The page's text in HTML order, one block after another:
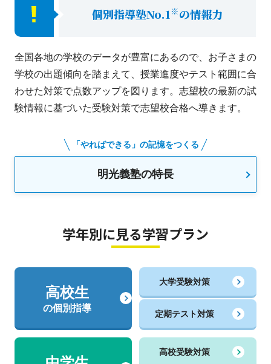
個別指導塾No.1 ※の情報力
全国各地の学校のデータが豊富にあるので、お子さまの
学校の出題傾向を踏まえて、授業進度やテスト範囲に合
わせた対策で点数アップを図ります。志望校の最新の試
験情報に基づいた受験対策で志望校合格へ導きます。
「やればできる」の記憶をつくる
明光義塾の特長
学年別に見る学習プラン
高校生
の個別指導
大学受験対策
定期テスト対策
高校受験対策